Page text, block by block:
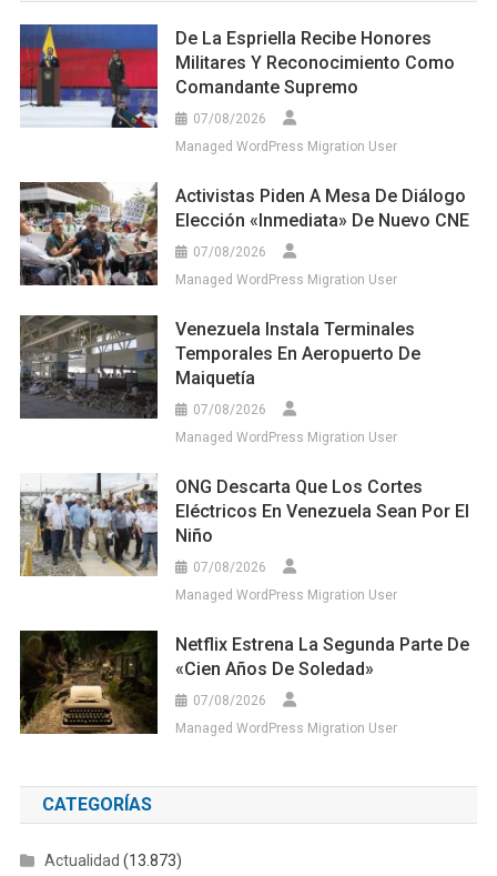
De La Espriella Recibe Honores
Militares Y Reconocimiento Como
Comandante Supremo
07/08/2026
Managed WordPress Migration User
Activistas Piden A Mesa De Diálogo
Elección «inmediata» De Nuevo CNE
07/08/2026
Managed WordPress Migration User
Venezuela Instala Terminales
Temporales En Aeropuerto De
Maiquetía
07/08/2026
Managed WordPress Migration User
ONG Descarta Que Los Cortes
Eléctricos En Venezuela Sean Por El
Niño
07/08/2026
Managed WordPress Migration User
Netflix Estrena La Segunda Parte De
«Cien Años De Soledad»
07/08/2026
Managed WordPress Migration User
CATEGORÍAS
Actualidad (13.873)